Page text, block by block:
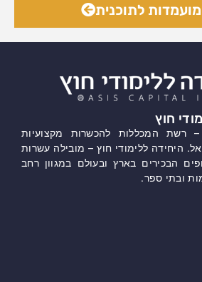
לתוכנית
חוץ
– רשת המכללות להכשרות מקצועיות
היחידה ללימודי חוץ – מובילה עשרות
הבכירים בארץ ובעולם במגוון רחב
ובתי ספר.